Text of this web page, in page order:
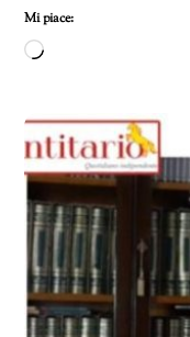
Mi piace:
Caricamento